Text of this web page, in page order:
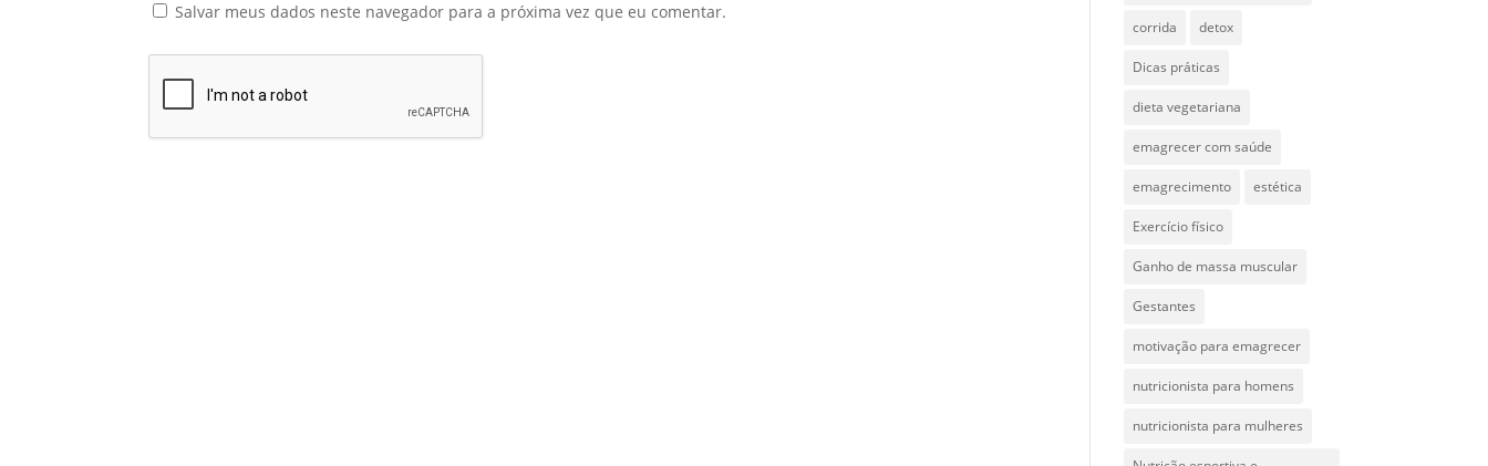
Salvar meus dados neste navegador para a próxima vez que eu comentar.
corrida detox
Dicas práticas
dieta vegetariana
emagrecer com saúde
emagrecimento estética
Exercício físico
Ganho de massa muscular
Gestantes
motivação para emagrecer
nutricionista para homens
nutricionista para mulheres